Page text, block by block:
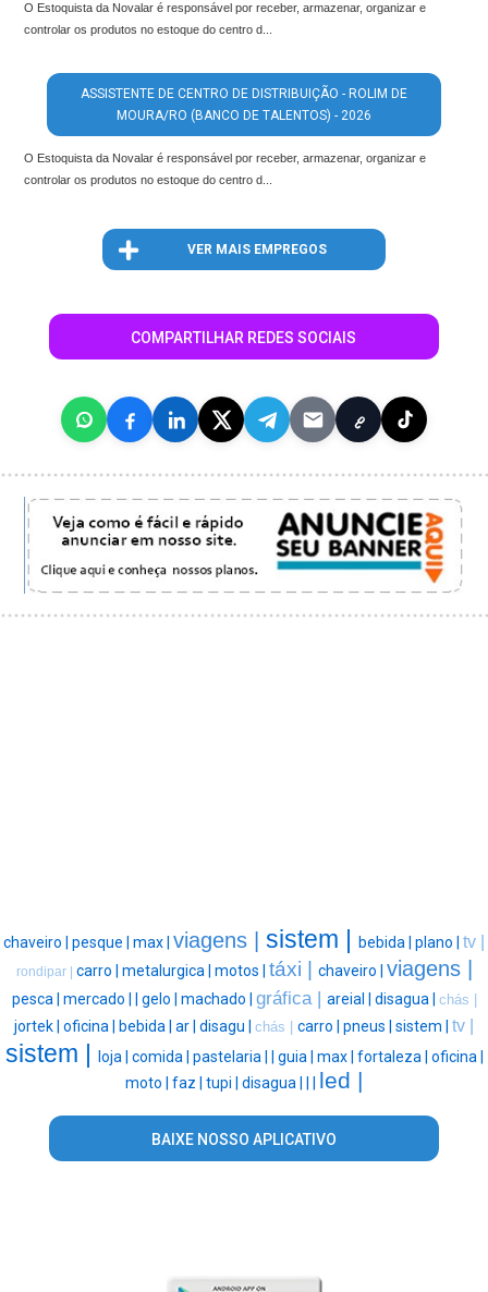
O Estoquista da Novalar é responsável por receber, armazenar, organizar e
controlar os produtos no estoque do centro d...
ASSISTENTE DE CENTRO DE DISTRIBUIÇÃO - ROLIM DE
MOURA/RO (BANCO DE TALENTOS) - 2026
O Estoquista da Novalar é responsável por receber, armazenar, organizar e
controlar os produtos no estoque do centro d...
VER MAIS EMPREGOS
COMPARTILHAR REDES SOCIAIS
chaveiro | pesque | max | viagens | sistem | bebida | plano | tv |
rondipar | carro | metalurgica | motos | táxi | chaveiro | viagens |
pesca | mercado | gelo | machado | gráfica | areial | disagua | chás |
jortek | oficina | bebida | ar | disagu | chás | carro | pneus | sistem | tv |
sistem | loja | comida | pastelaria | guia | max | fortaleza | oficina |
moto | faz | tupi | disagua | led |
BAIXE NOSSO APLICATIVO